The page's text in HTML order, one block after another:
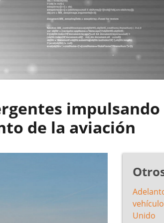
impulsando
de la aviación
Unido